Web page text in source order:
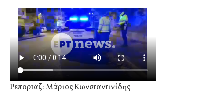
Ρεπορτάζ: Μάριος Κωνσταντινίδης